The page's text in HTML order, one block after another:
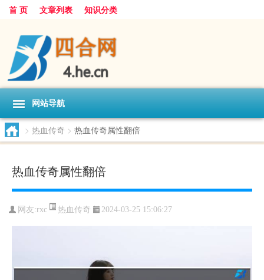
首 页 文章列表 知识分类
网站导航
> 热血传奇 > 热血传奇属性翻倍
热血传奇属性翻倍
网友:rxc 热血传奇 2024-03-25 15:06:27